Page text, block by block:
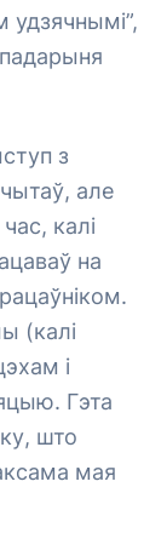
удзячнымі”,
з
але
калі
на
(калі
і
Гэта
што
мая